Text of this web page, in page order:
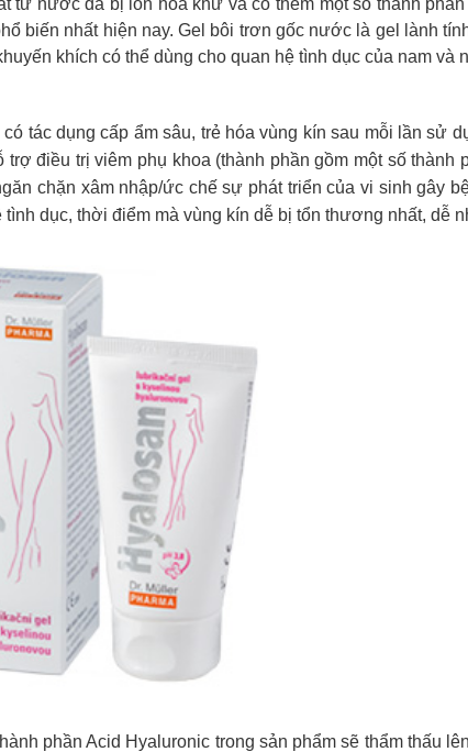
biến nhất hiện nay. Gel bôi trơn gốc nước là gel lành
khích có thể dùng cho quan hệ tình dục của nam và
tác dụng cấp ẩm sâu, trẻ hóa vùng kín sau mỗi lần sử
trợ điều trị viêm phụ khoa (thành phần gồm một số thành
chặn xâm nhập/ức chế sự phát triển của vi sinh gây
dục, thời điểm mà vùng kín dễ bị tổn thương nhất, dễ
phần Acid Hyaluronic trong sản phẩm sẽ thẩm thấu